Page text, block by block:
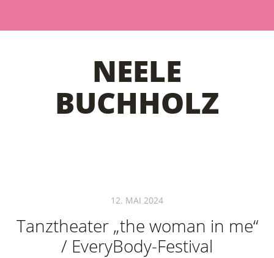
NEELE
BUCHHOLZ
12. MAI 2024
Tanztheater „the woman in me“
/ EveryBody-Festival